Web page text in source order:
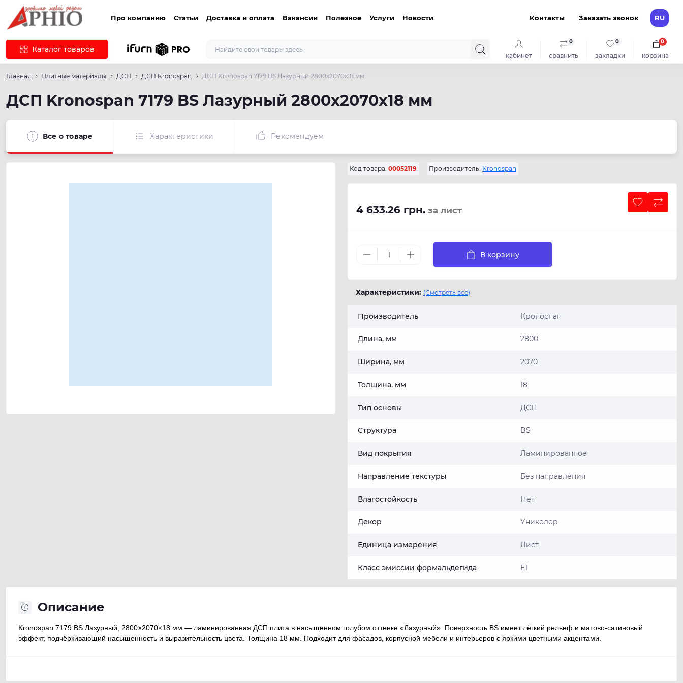
Про компанию Статьи Доставка и оплата Вакансии Полезное Услуги Новости Контакты Заказать звонок RU
Каталог товаров
кабинет сравнить
0
закладки
0
корзина
0
Главная Плитные материалы ДСП ДСП Kronospan ДСП Kronospan 7179 BS Лазурный 2800x2070x18 мм
ДСП Kronospan 7179 BS Лазурный 2800x2070x18 мм
Все о товаре Характеристики Рекомендуем
Код товара: 00052119 Производитель: Kronospan
4 633.26 грн. за лист
В корзину
Характеристики: (Смотреть все)
Производитель Кроноспан
Длина, мм 2800
Ширина, мм 2070
Толщина, мм 18
Тип основы ДСП
Структура BS
Вид покрытия Ламинированное
Направление текстуры Без направления
Влагостойкость Нет
Декор Униколор
Единица измерения Лист
Класс эмиссии формальдегида Е1
Описание
Kronospan 7179 BS Лазурный, 2800×2070×18 мм — ламинированная ДСП плита в насыщенном голубом оттенке «Лазурный». Поверхность BS имеет лёгкий рельеф и матово-сатиновый
эффект, подчёркивающий насыщенность и выразительность цвета. Толщина 18 мм. Подходит для фасадов, корпусной мебели и интерьеров с яркими цветными акцентами.